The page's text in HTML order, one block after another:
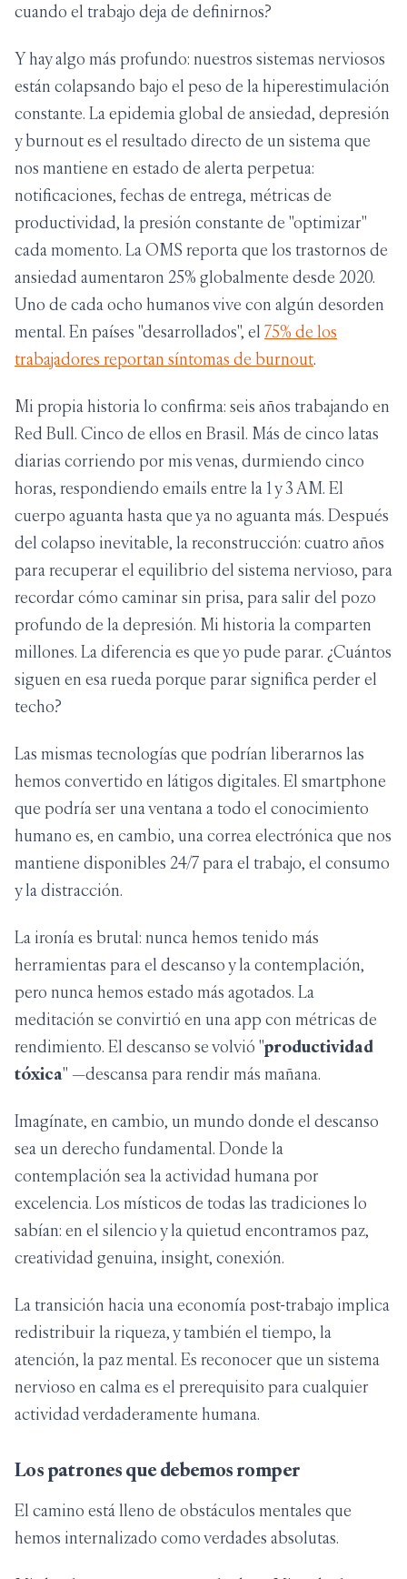
cuando el trabajo deja de definirnos?
Y hay algo más profundo: nuestros sistemas nerviosos
están colapsando bajo el peso de la hiperestimulación
constante. La epidemia global de ansiedad, depresión
y burnout es el resultado directo de un sistema que
nos mantiene en estado de alerta perpetua:
notificaciones, fechas de entrega, métricas de
productividad, la presión constante de "optimizar"
cada momento. La OMS reporta que los trastornos de
ansiedad aumentaron 25% globalmente desde 2020.
Uno de cada ocho humanos vive con algún desorden
mental. En países "desarrollados", el 75% de los
trabajadores reportan síntomas de burnout.
Mi propia historia lo confirma: seis años trabajando en
Red Bull. Cinco de ellos en Brasil. Más de cinco latas
diarias corriendo por mis venas, durmiendo cinco
horas, respondiendo emails entre la 1 y 3 AM. El
cuerpo aguanta hasta que ya no aguanta más. Después
del colapso inevitable, la reconstrucción: cuatro años
para recuperar el equilibrio del sistema nervioso, para
recordar cómo caminar sin prisa, para salir del pozo
profundo de la depresión. Mi historia la comparten
millones. La diferencia es que yo pude parar. ¿Cuántos
siguen en esa rueda porque parar significa perder el
techo?
Las mismas tecnologías que podrían liberarnos las
hemos convertido en látigos digitales. El smartphone
que podría ser una ventana a todo el conocimiento
humano es, en cambio, una correa electrónica que nos
mantiene disponibles 24/7 para el trabajo, el consumo
y la distracción.
La ironía es brutal: nunca hemos tenido más
herramientas para el descanso y la contemplación,
pero nunca hemos estado más agotados. La
meditación se convirtió en una app con métricas de
rendimiento. El descanso se volvió "productividad
tóxica" —descansa para rendir más mañana.
Imagínate, en cambio, un mundo donde el descanso
sea un derecho fundamental. Donde la
contemplación sea la actividad humana por
excelencia. Los místicos de todas las tradiciones lo
sabían: en el silencio y la quietud encontramos paz,
creatividad genuina, insight, conexión.
La transición hacia una economía post-trabajo implica
redistribuir la riqueza, y también el tiempo, la
atención, la paz mental. Es reconocer que un sistema
nervioso en calma es el prerequisito para cualquier
actividad verdaderamente humana.
Los patrones que debemos romper
El camino está lleno de obstáculos mentales que
hemos internalizado como verdades absolutas.